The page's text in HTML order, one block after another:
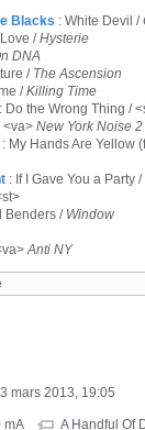
Blacks : White Devil /
/Hysterie
DNA
/ The Ascension
/Killing Time
: Do the Wrong Thing /
<va> New York Noise 2
: My Hands Are Yellow
: If I Gave You a Party
Benders / Window
Anti NY
mars 2013, 19:05
mA A Handful Of